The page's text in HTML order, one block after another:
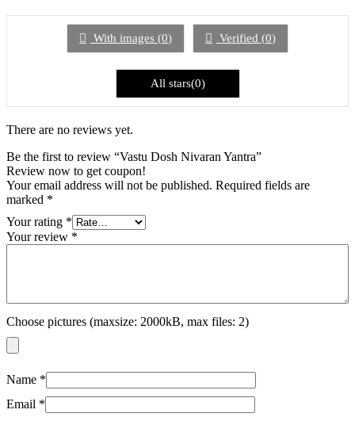
of
With images (0) Verified (0)
All stars(0)
There are no reviews yet.
Be the first to review “Vastu Dosh Nivaran Yantra”
Review now to get coupon!
Your email address will not be published. Required fields are
marked *
Your rating *
Your review *
Choose pictures (maxsize: 2000kB, max files: 2)
Name *
Email *